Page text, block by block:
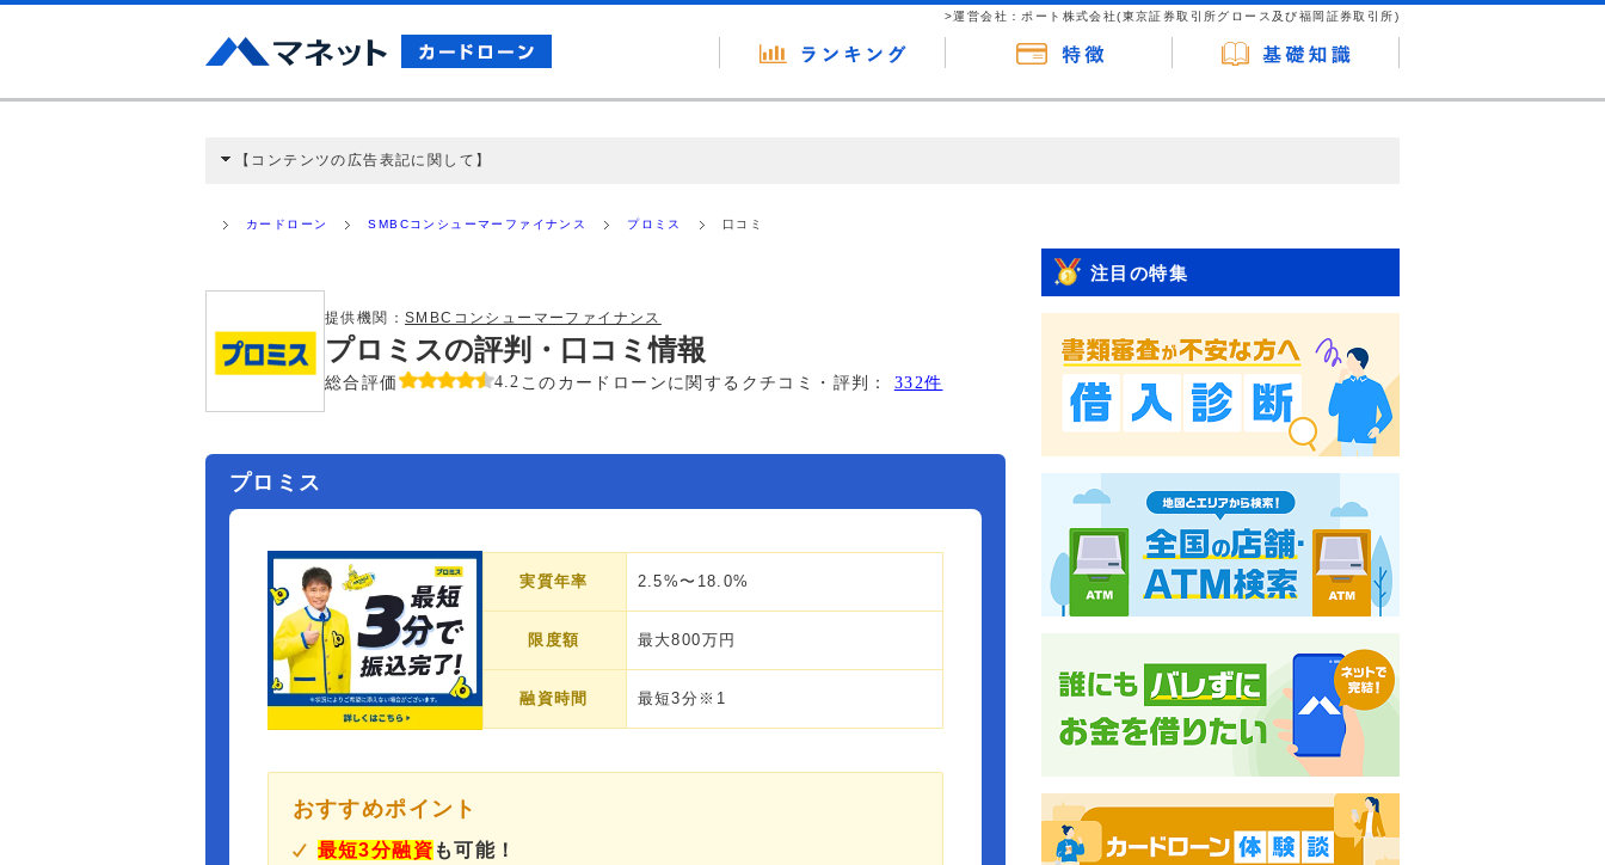
>運営会社：ポート株式会社(東京証券取引所グロース及び福岡証券取引所)
【コンテンツの広告表記に関して】
ミ収集などに基づき、公平性を担保した情報提供を行っています。
カードローン SMBCコンシューマーファイナンス プロミス 口コミ
提供機関： SMBCコンシューマーファイナンス
プロミスの評判・口コミ情報
総合評価 4.2 このカードローンに関するクチコミ・評判： 332件
プロミス
実質年率 2.5%〜18.0%
限度額 最大800万円
融資時間 最短3分※1
おすすめポイント
最短3分融資 も可能！
注目の特集